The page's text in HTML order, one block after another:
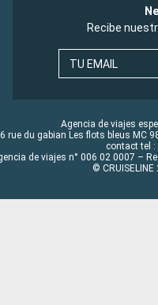
Recibe
TU EMAIL
Agencia de viajes
rue du gabian Les flots bleus MC
contact tel
de viajes n° 006 02 0007 –
©